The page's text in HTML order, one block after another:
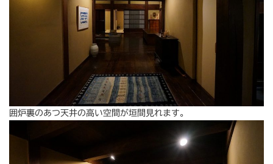
囲炉裏のあつ天井の高い空間が垣間見れます。